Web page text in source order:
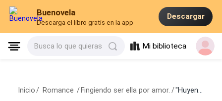
Buenovela
Descarga el libro gratis en la app
Descargar
Busca lo que quieras Mi biblioteca
Inicio / Romance / Fingiendo ser ella por amor. /"Huyendo"